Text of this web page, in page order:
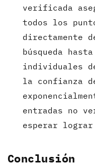
verificada
todos los
directamente
búsqueda
individuales
la confianza
entradas no
esperar
Conclusión